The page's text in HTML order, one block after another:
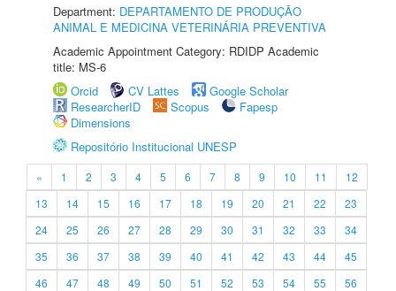
Department: DEPARTAMENTO DE PRODUÇÃO
ANIMAL E MEDICINA VETERINÁRIA PREVENTIVA
Academic Appointment Category: RDIDP Academic
title: MS-6
Orcid
CV Lattes
Google Scholar
ResearcherID
Scopus
Fapesp
Dimensions
Repositório Institucional UNESP
« 1 2 3 4 5 6 7 8 9 10 11
12
13
14 15 16 17 18 19 20 21 22
23
24
25 26 27 28 29 30 31 32 33
34
35
36 37 38 39 40 41 42 43 44
45
46
47 48 49 50 51 52 53 54 55
56